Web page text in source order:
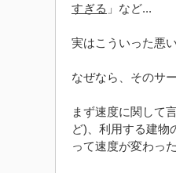
すぎる 」など...
実はこういった悪
なぜなら、そのサ
まず速度に関して
ど)、利用する建物
って速度が変わっ